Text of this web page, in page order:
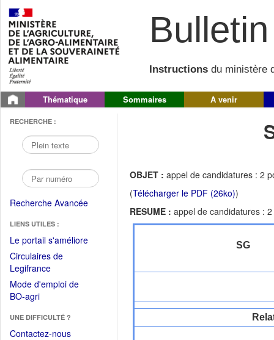
Instructions du ministère
Thématique Sommaires A venir
RECHERCHE :
Recherche Avancée
LIENS UTILES :
Le portail s'améliore(Fichier
Circulaires de
Legifrance(Ouvrir
dans
une
fenêtre)
Mode d'emploi de
BO-agri(Ouvrir
une
nouvelle
UNE DIFFICULTÉ ?
Contactez-nous
OBJET : appel de candidatures : 2
(Télécharger le PDF (26ko))
RESUME : appel de candidatures :
SG